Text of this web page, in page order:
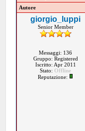
Autore
giorgio_luppi
Senior Member
Messaggi: 136
Gruppo: Registered
Iscritto: Apr 2011
Stato: Offline
Reputazione: